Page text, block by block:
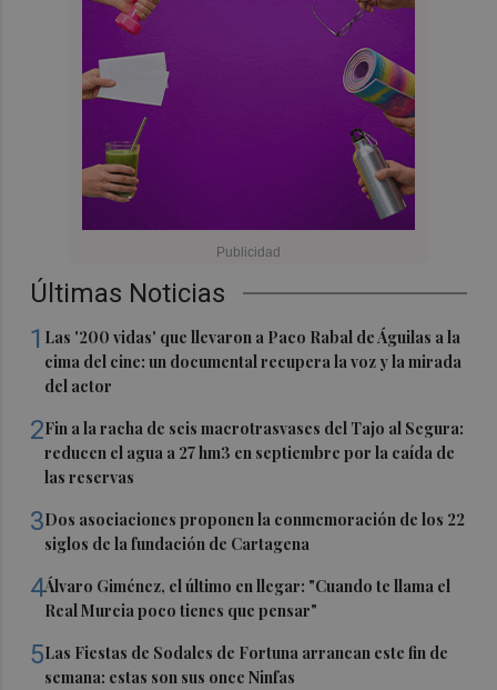
Últimas Noticias
1 Las '200 vidas' que llevaron a Paco Rabal de Águilas a la
cima del cine: un documental recupera la voz y la mirada
del actor
2Fin a la racha de seis macrotrasvases del Tajo al Segura:
reducen el agua a 27 hm3 en septiembre por la caída de
las reservas
3Dos asociaciones proponen la conmemoración de los 22
siglos de la fundación de Cartagena
4Álvaro Giménez, el último en llegar: "Cuando te llama el
Real Murcia poco tienes que pensar"
5Las Fiestas de Sodales de Fortuna arrancan este fin de
semana: estas son sus once Ninfas